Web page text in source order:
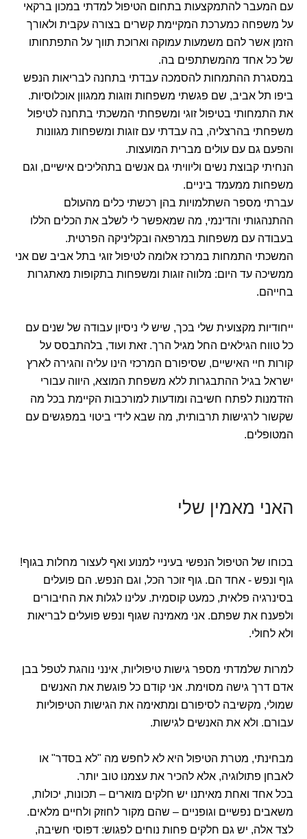
עם המעבר להתמקצעות בתחום הטיפול למדתי במכון ברקאי
על משפחה כמערכת המקיימת קשרים בצורה עקבית ולאורך
הזמן אשר להם משמעות עמוקה וארוכת תווך על התפתחותו
של כל אחד מהמשתתפים בה.
במסגרת ההתמחות להסמכה עבדתי בתחנה לבריאות הנפש
ביפו תל אביב, שם פגשתי משפחות וזוגות ממגוון אוכלוסיות.
את התמחותי בטיפול זוגי ומשפחתי המשכתי בתחנה לטיפול
משפחתי בהרצליה, בה עבדתי עם זוגות ומשפחות מגוונות
והפעם גם עם עולים מברית המועצות.
הנחיתי קבוצת נשים וליוויתי גם אנשים בתהליכים אישיים, וגם
משפחות ממעמד ביניים.
עברתי מספר השתלמויות בהן רכשתי כלים מהעולם
ההתנהגותי והדינמי, מה שמאפשר לי לשלב את הכלים הללו
בעבודה עם משפחות במרפאה ובקליניקה הפרטית.
המשכתי התמחות במרכז אלומה לטיפול זוגי בתל אביב שם אני
ממשיכה עד היום: מלווה זוגות ומשפחות בתקופות מאתגרות
בחייהם.
ייחודיות מקצועית שלי בכך, שיש לי ניסיון עבודה של שנים עם
כל טווח הגילאים החל מגיל הרך. זאת ועוד, בלהתבסס על
קורות חיי האישיים, שסיפורם המרכזי הינו עליה והגירה לארץ
ישראל בגיל ההתבגרות ללא משפחת המוצא, היווה עבורי
הזדמנות לפתח חשיבה ומודעות למורכבות הקיימת בכל מה
שקשור לרגישות תרבותית, מה שבא לידי ביטוי במפגשים עם
המטופלים.
האני מאמין שלי
בכוחו של הטיפול הנפשי בעיניי למנוע ואף לעצור מחלות בגוף!
גוף ונפש - אחד הם. גוף זוכר הכל, וגם הנפש. הם פועלים
בסינרגיה פלאית, כמעט קוסמית. עלינו לגלות את החיבורים
ולפענח את שפתם. אני מאמינה שגוף ונפש פועלים לבריאות
ולא לחולי.
למרות שלמדתי מספר גישות טיפוליות, אינני נוהגת לטפל בבן
אדם דרך גישה מסוימת. אני קודם כל פוגשת את האנשים
שמולי, מקשיבה לסיפורם ומתאימה את הגישות הטיפוליות
עבורם. ולא את האנשים לגישות.
מבחינתי, מטרת הטיפול היא לא לחפש מה "לא בסדר" או
לאבחן פתולוגיה, אלא להכיר את עצמנו טוב יותר.
בכל אחד ואחת מאיתנו יש חלקים מוארים – תכונות, יכולות,
משאבים נפשיים וגופניים – שהם מקור לחוזק ולחיים מלאים.
לצד אלה, יש גם חלקים פחות נוחים לפגוש: דפוסי חשיבה,